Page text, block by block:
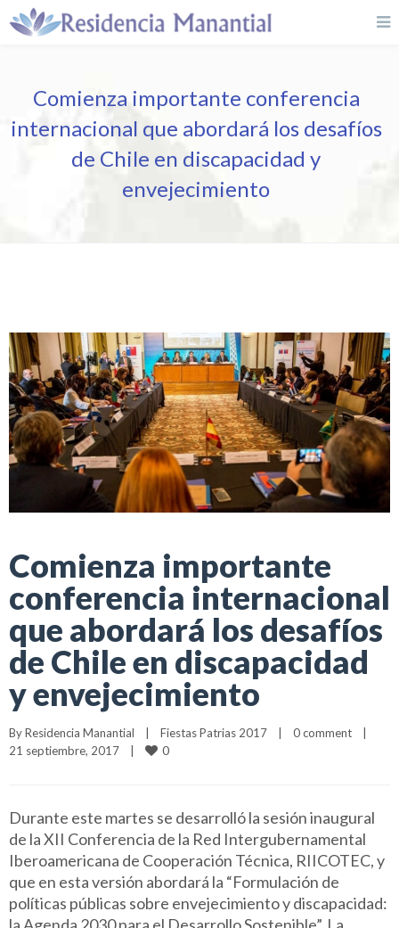
Comienza importante conferencia
internacional que abordará los desafíos
de Chile en discapacidad y
envejecimiento
Comienza importante
conferencia internacional
que abordará los desafíos
de Chile en discapacidad
y envejecimiento
By Residencia Manantial | Fiestas Patrias 2017 | 0 comment
|
21 septiembre, 2017 | 0
Durante este martes se desarrolló la sesión inaugural
de la XII Conferencia de la Red Intergubernamental
Iberoamericana de Cooperación Técnica, RIICOTEC, y
que en esta versión abordará la “Formulación de
políticas públicas sobre envejecimiento y discapacidad:
la Agenda 2030 para el Desarrollo Sostenible”. La